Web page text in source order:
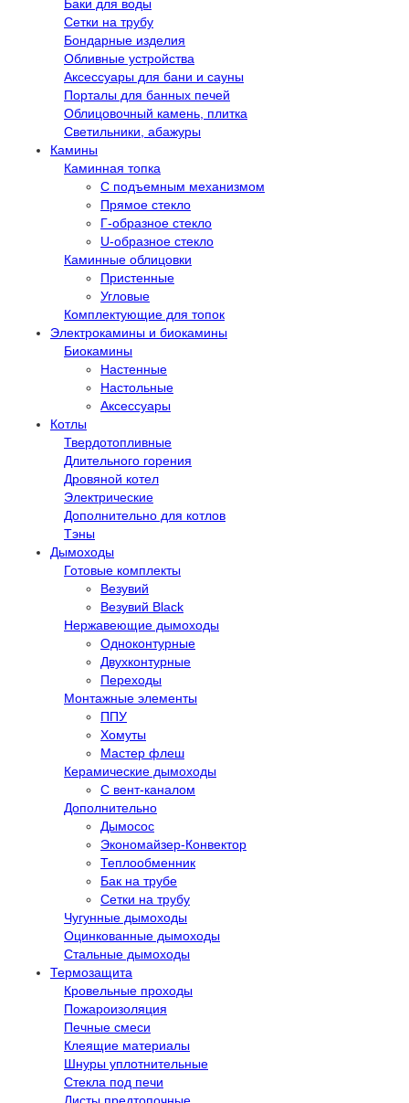
Баки для воды
Сетки на трубу
Бондарные изделия
Обливные устройства
Аксессуары для бани и сауны
Порталы для банных печей
Облицовочный камень, плитка
Светильники, абажуры
Камины
Каминная топка
С подъемным механизмом
Прямое стекло
Г-образное стекло
U-образное стекло
Каминные облицовки
Пристенные
Угловые
Комплектующие для топок
Электрокамины и биокамины
Биокамины
Настенные
Настольные
Аксессуары
Котлы
Твердотопливные
Длительного горения
Дровяной котел
Электрические
Дополнительно для котлов
Тэны
Дымоходы
Готовые комплекты
Везувий
Везувий Black
Нержавеющие дымоходы
Одноконтурные
Двухконтурные
Переходы
Монтажные элементы
ППУ
Хомуты
Мастер флеш
Керамические дымоходы
С вент-каналом
Дополнительно
Дымосос
Экономайзер-Конвектор
Теплообменник
Бак на трубе
Сетки на трубу
Чугунные дымоходы
Оцинкованные дымоходы
Стальные дымоходы
Термозащита
Кровельные проходы
Пожароизоляция
Печные смеси
Клеящие материалы
Шнуры уплотнительные
Стекла под печи